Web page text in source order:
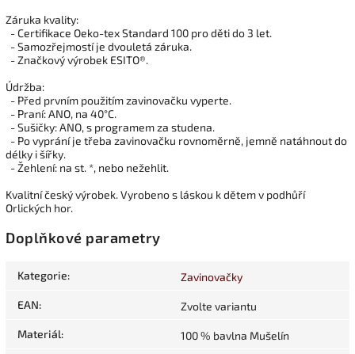
Záruka kvality:
- Certifikace Oeko-tex Standard 100 pro děti do 3 let.
- Samozřejmostí je dvouletá záruka.
- Značkový výrobek ESITO®.
Údržba:
- Před prvním použitím zavinovačku vyperte.
- Praní: ANO, na 40°C.
- Sušičky: ANO, s programem za studena.
- Po vyprání je třeba zavinovačku rovnoměrně, jemně natáhnout do
délky i šířky.
- Žehlení: na st. *, nebo nežehlit.
Kvalitní český výrobek. Vyrobeno s láskou k dětem v podhůří
Orlických hor.
Doplňkové parametry
Kategorie: Zavinovačky
EAN: Zvolte variantu
Materiál: 100 % bavlna Mušelín